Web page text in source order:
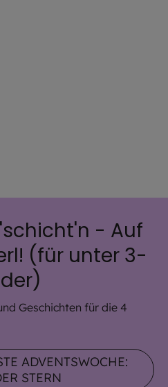
- Auf
(für unter 3-
Geschichten für die 4
ADVENTSWOCHE:
STERN